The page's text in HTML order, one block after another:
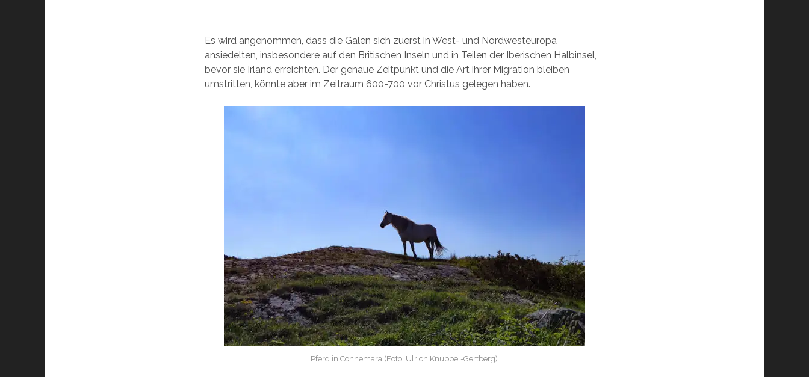
Es wird angenommen, dass die Gälen sich zuerst in West- und Nordwesteuropa
ansiedelten, insbesondere auf den Britischen Inseln und in Teilen der Iberischen Halbinsel,
bevor sie Irland erreichten. Der genaue Zeitpunkt und die Art ihrer Migration bleiben
umstritten, könnte aber im Zeitraum 600-700 vor Christus gelegen haben.
Pferd in Connemara (Foto: Ulrich Knüppel-Gertberg)